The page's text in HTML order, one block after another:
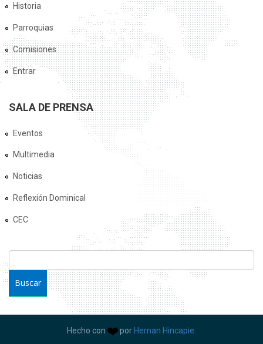
Historia
Parroquias
Comisiones
Entrar
SALA DE PRENSA
Eventos
Multimedia
Noticias
Reflexión Dominical
CEC
FORMULARIO DE BÚSQUEDA
Hecho con por Hernan Hincapie.